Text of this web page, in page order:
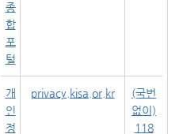
종
합
포
털
개
인
정
privacy.kisa.or.kr
(국번
없이)
118